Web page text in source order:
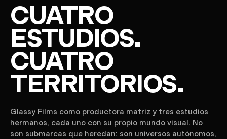
CUATRO
ESTUDIOS.
CUATRO
TERRITORIOS.
Glassy Films como productora matriz y tres estudios
hermanos, cada uno con su propio mundo visual. No
son submarcas que heredan: son universos autónomos,